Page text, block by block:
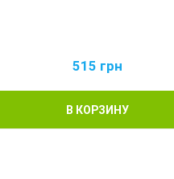
515 грн
В КОРЗИНУ